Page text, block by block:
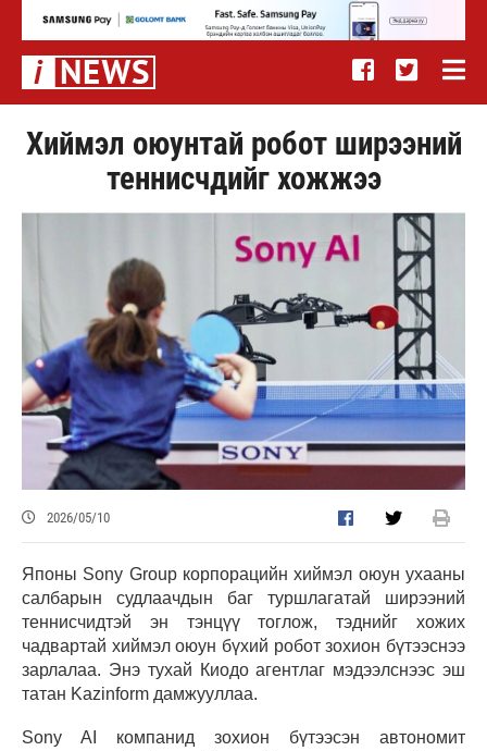
Хиймэл оюунтай робот ширээний
теннисчдийг хожжээ
2026/05/10
Японы Sony Group корпорацийн хиймэл оюун ухааны
салбарын судлаачдын баг туршлагатай ширээний
теннисчидтэй эн тэнцүү тоглож, тэднийг хожих
чадвартай хиймэл оюун бүхий робот зохион бүтээснээ
зарлалаа. Энэ тухай Киодо агентлаг мэдээлснээс эш
татан Kazinform дамжууллаа.
Sony AI компанид зохион бүтээсэн автономит